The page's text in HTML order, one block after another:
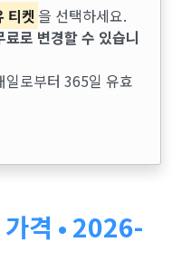
티켓 을 선택하세요.
로 변경할 수 있습니
로부터 365일 유효
격 • 2026-